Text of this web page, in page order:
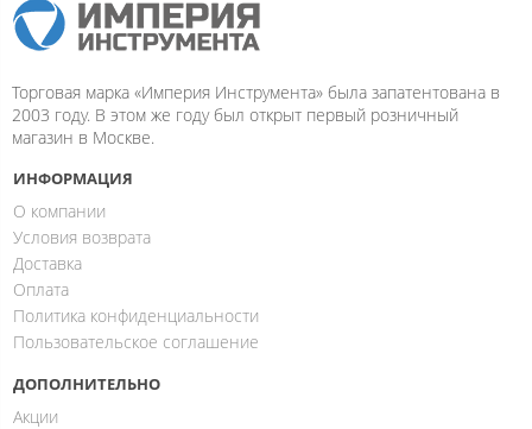
Торговая марка «Империя Инструмента» была запатентована в
2003 году. В этом же году был открыт первый розничный
магазин в Москве.
ИНФОРМАЦИЯ
О компании
Условия возврата
Доставка
Оплата
Политика конфиденциальности
Пользовательское соглашение
ДОПОЛНИТЕЛЬНО
Акции